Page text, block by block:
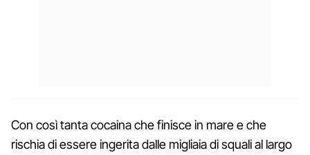
Con così tanta cocaina che finisce in mare e che
rischia di essere ingerita dalle migliaia di squali al largo